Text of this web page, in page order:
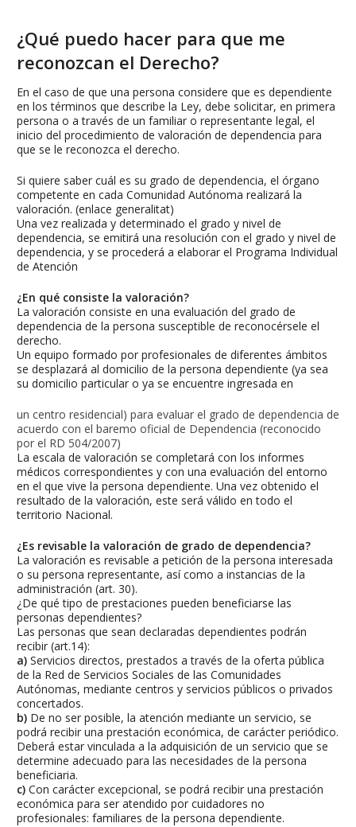
¿Qué puedo hacer para que me
reconozcan el Derecho?
En el caso de que una persona considere que es dependiente
en los términos que describe la Ley, debe solicitar, en primera
persona o a través de un familiar o representante legal, el
inicio del procedimiento de valoración de dependencia para
que se le reconozca el derecho.
Si quiere saber cuál es su grado de dependencia, el órgano
competente en cada Comunidad Autónoma realizará la
valoración. (enlace generalitat)
Una vez realizada y determinado el grado y nivel de
dependencia, se emitirá una resolución con el grado y nivel de
dependencia, y se procederá a elaborar el Programa Individual
de Atención
¿En qué consiste la valoración?
La valoración consiste en una evaluación del grado de
dependencia de la persona susceptible de reconocérsele el
derecho.
Un equipo formado por profesionales de diferentes ámbitos
se desplazará al domicilio de la persona dependiente (ya sea
su domicilio particular o ya se encuentre ingresada en
un centro residencial) para evaluar el grado de dependencia de
acuerdo con el baremo oficial de Dependencia (reconocido
por el RD 504/2007)
La escala de valoración se completará con los informes
médicos correspondientes y con una evaluación del entorno
en el que vive la persona dependiente. Una vez obtenido el
resultado de la valoración, este será válido en todo el
territorio Nacional.
¿Es revisable la valoración de grado de dependencia?
La valoración es revisable a petición de la persona interesada
o su persona representante, así como a instancias de la
administración (art. 30).
¿De qué tipo de prestaciones pueden beneficiarse las
personas dependientes?
Las personas que sean declaradas dependientes podrán
recibir (art.14):
a) Servicios directos, prestados a través de la oferta pública
de la Red de Servicios Sociales de las Comunidades
Autónomas, mediante centros y servicios públicos o privados
concertados.
b) De no ser posible, la atención mediante un servicio, se
podrá recibir una prestación económica, de carácter periódico.
Deberá estar vinculada a la adquisición de un servicio que se
determine adecuado para las necesidades de la persona
beneficiaria.
c) Con carácter excepcional, se podrá recibir una prestación
económica para ser atendido por cuidadores no
profesionales: familiares de la persona dependiente.